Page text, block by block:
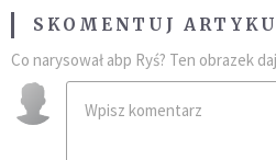
SKOMENTUJ
Co narysował abp Ryś? Ten obrazek